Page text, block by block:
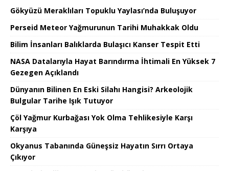
Gökyüzü Meraklıları Topuklu Yaylası’nda Buluşuyor
Perseid Meteor Yağmurunun Tarihi Muhakkak Oldu
Bilim İnsanları Balıklarda Bulaşıcı Kanser Tespit Etti
NASA Datalarıyla Hayat Barındırma İhtimali En Yüksek 7
Gezegen Açıklandı
Dünyanın Bilinen En Eski Silahı Hangisi? Arkeolojik
Bulgular Tarihe Işık Tutuyor
Çöl Yağmur Kurbağası Yok Olma Tehlikesiyle Karşı
Karşıya
Okyanus Tabanında Güneşsiz Hayatın Sırrı Ortaya
Çıkıyor